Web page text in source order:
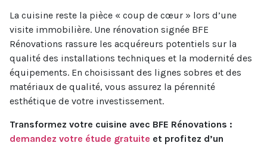
La cuisine reste la pièce « coup de cœur » lors d’une
visite immobilière. Une rénovation signée BFE
Rénovations rassure les acquéreurs potentiels sur la
qualité des installations techniques et la modernité des
équipements. En choisissant des lignes sobres et des
matériaux de qualité, vous assurez la pérennité
esthétique de votre investissement.
Transformez votre cuisine avec BFE Rénovations :
demandez votre étude gratuite et profitez d’un